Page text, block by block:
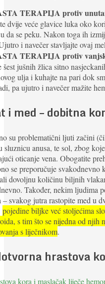
TERAPIJA protiv
dvije veće glavice luka oko
da se peku. Nakon toga ih
i navečer stavljajte ovaj
TERAPIJA protiv
šest jušnih žlica sitno
ulja i kuhajte na pari dok
pa ujutro i navečer mažite
i med – dobitna
su problematični ljuti začini
sluznicu anusa, te sol, zbog
oticanje vena. Obogatite
se preporučuje
dovoljnu količinu biljnih
Također, nekim ljudima
– svakog jutra rastopite med u
pojedine biljke već stoljećima
s tim što se nijedna od njih
s liječnikom.
hrastova